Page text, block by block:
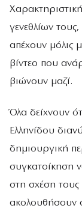
γενεθλίων
απέχουν μόλις
βίντεο που
βιώνουν μαζί.
Όλα δείχνουν
Ελληνίδου
δημιουργική
συγκατοίκηση
στη σχέση τους
ακολουθήσουν